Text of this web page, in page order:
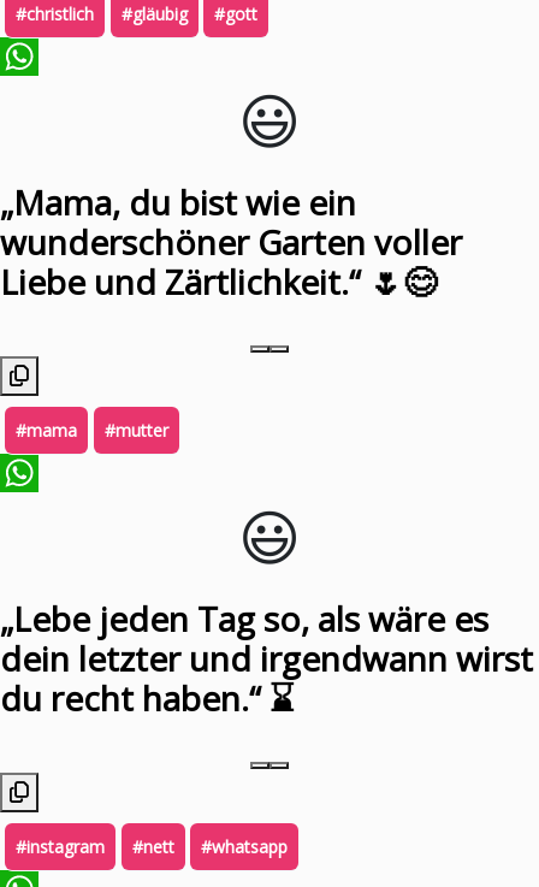
#christlich #gläubig #gott
😃️
„Mama, du bist wie ein
wunderschöner Garten voller
Liebe und Zärtlichkeit.“ 🌷😊
#mama #mutter
😃️
„Lebe jeden Tag so, als wäre es
dein letzter und irgendwann wirst
du recht haben.“ ⌛️
#instagram #nett #whatsapp